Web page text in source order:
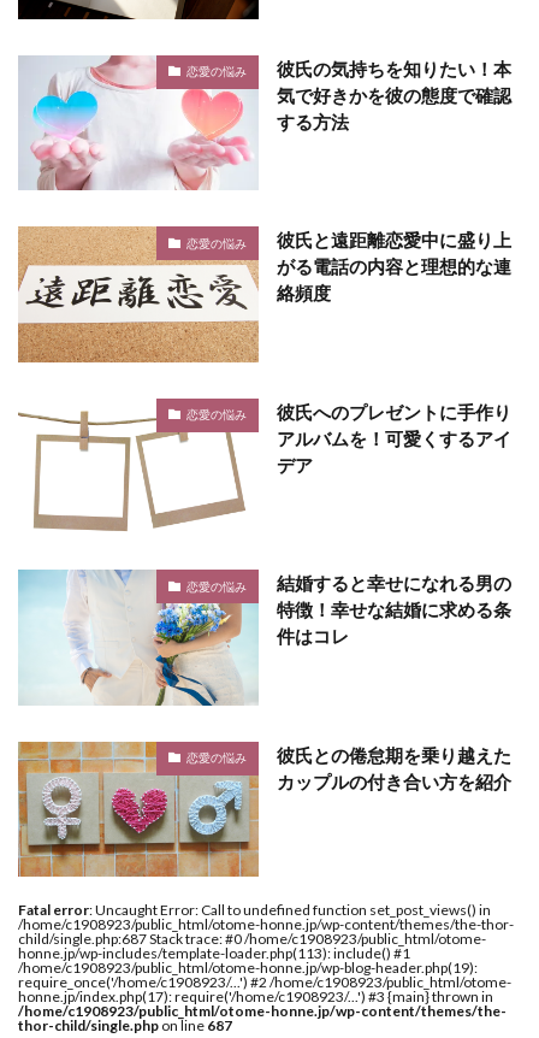
恋愛の悩み
彼氏の気持ちを知りたい！本
気で好きかを彼の態度で確認
する方法
恋愛の悩み
彼氏と遠距離恋愛中に盛り上
がる電話の内容と理想的な連
絡頻度
恋愛の悩み
彼氏へのプレゼントに手作り
アルバムを！可愛くするアイ
デア
恋愛の悩み
結婚すると幸せになれる男の
特徴！幸せな結婚に求める条
件はコレ
恋愛の悩み
彼氏との倦怠期を乗り越えた
カップルの付き合い方を紹介
Fatal error: Uncaught Error: Call to undefined function set_post_views() in
/home/c1908923/public_html/otome-honne.jp/wp-content/themes/the-thor-
child/single.php:687 Stack trace: #0 /home/c1908923/public_html/otome-
honne.jp/wp-includes/template-loader.php(113): include() #1
/home/c1908923/public_html/otome-honne.jp/wp-blog-header.php(19):
require_once('/home/c1908923/...') #2 /home/c1908923/public_html/otome-
honne.jp/index.php(17): require('/home/c1908923/...') #3 {main} thrown in
/home/c1908923/public_html/otome-honne.jp/wp-content/themes/the-
thor-child/single.php on line 687